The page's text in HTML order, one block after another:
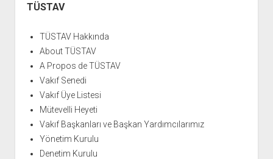
Menü
TÜSTAV
TÜSTAV Hakkında
About TÜSTAV
A Propos de TÜSTAV
Vakıf Senedi
Vakıf Üye Listesi
Mütevelli Heyeti
Vakıf Başkanları ve Başkan Yardımcılarımız
Yönetim Kurulu
Denetim Kurulu